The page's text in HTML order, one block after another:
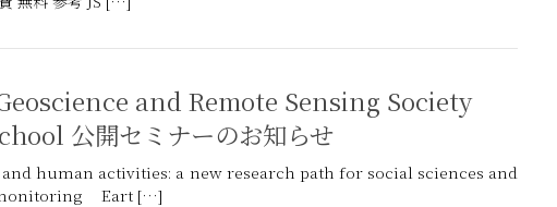
公開セミナーのお知らせ
human activities: a new research path for social sciences and
Eart […]